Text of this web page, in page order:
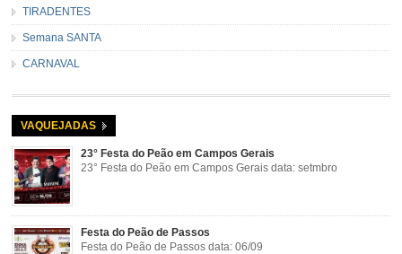
TIRADENTES
Semana SANTA
CARNAVAL
VAQUEJADAS
23° Festa do Peão em Campos Gerais
23° Festa do Peão em Campos Gerais data: setmbro
Festa do Peão de Passos
Festa do Peão de Passos data: 06/09